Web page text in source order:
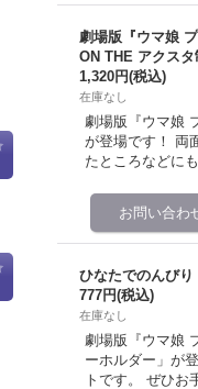
劇場版『ウマ娘
ON THE アクス
1,320円(税込)
在庫なし
劇場版『ウマ娘
が登場です！ 両
たところなどに
ひなたでのんび
777円(税込)
在庫なし
劇場版『ウマ娘
ーホルダー」が
トです。 ぜひ